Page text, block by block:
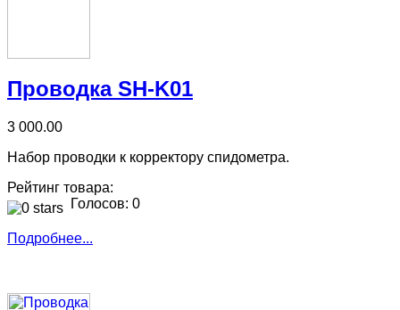
Проводка SH-K01
3 000.00
Набор проводки к корректору спидометра.
Рейтинг товара:
Голосов: 0
Подробнее...